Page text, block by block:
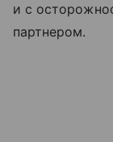
и с
партнером.